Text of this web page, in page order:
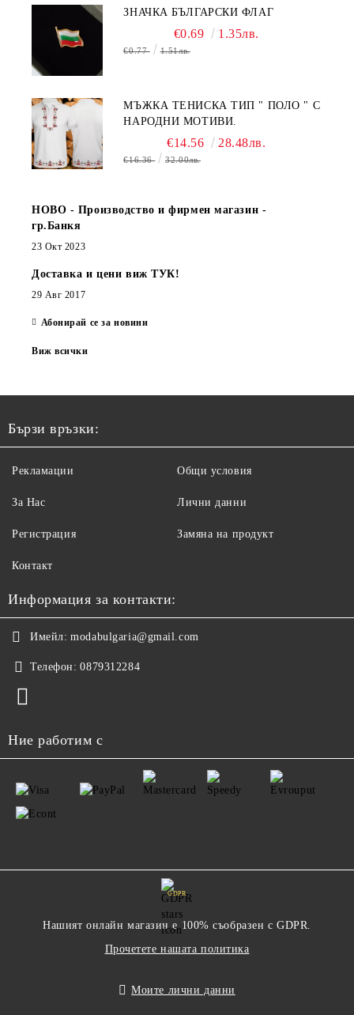
ЗНАЧКА БЪЛГАРСКИ ФЛАГ
€0.69 1.35лв.
€0.77 1.51лв.
МЪЖКА ТЕНИСКА ТИП " ПОЛО " С
НАРОДНИ МОТИВИ.
€14.56 28.48лв.
€16.36 32.00лв.
НОВО - Производство и фирмен магазин -
гр.Банкя
23 Окт 2023
Доставка и цени виж ТУК!
29 Авг 2017
Абонирай се за новини
Виж всички
Бързи връзки:
Рекламации
За Нас
Регистрация
Контакт
Общи условия
Лични данни
Замяна на продукт
Информация за контакти:
Имейл: modabulgaria@gmail.com
Телефон: 0879312284
Ние работим с
GDPR
Нашият онлайн магазин е 100% съобразен с GDPR.
Прочетете нашата политика
Моите лични данни